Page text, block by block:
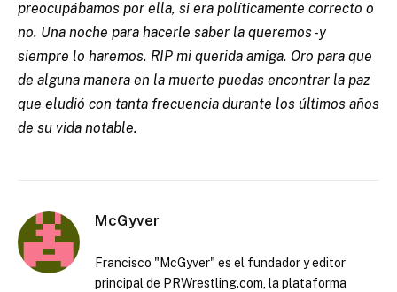
preocupábamos por ella, si era políticamente correcto o
no. Una noche para hacerle saber la queremos -y
siempre lo haremos. RIP mi querida amiga. Oro para que
de alguna manera en la muerte puedas encontrar la paz
que eludió con tanta frecuencia durante los últimos años
de su vida notable.
McGyver
Francisco "McGyver" es el fundador y editor
principal de PRWrestling.com, la plataforma